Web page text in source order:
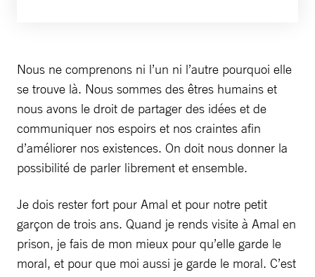
Nous ne comprenons ni l’un ni l’autre pourquoi elle
se trouve là. Nous sommes des êtres humains et
nous avons le droit de partager des idées et de
communiquer nos espoirs et nos craintes afin
d’améliorer nos existences. On doit nous donner la
possibilité de parler librement et ensemble.
Je dois rester fort pour Amal et pour notre petit
garçon de trois ans. Quand je rends visite à Amal en
prison, je fais de mon mieux pour qu’elle garde le
moral, et pour que moi aussi je garde le moral. C’est